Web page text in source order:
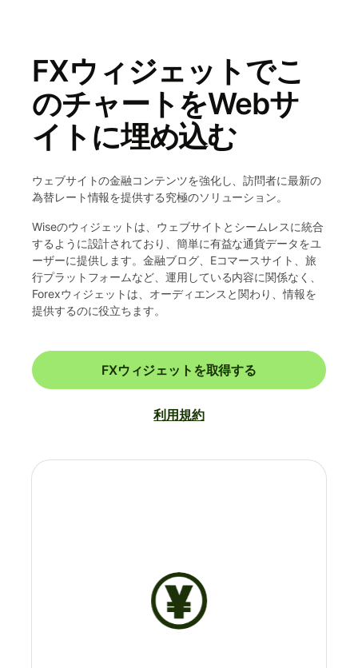
FXウィジェットでこ
のチャートをWebサ
イトに埋め込む
ウェブサイトの金融コンテンツを強化し、訪問者に最新の
為替レート情報を提供する究極のソリューション。
Wiseのウィジェットは、ウェブサイトとシームレスに統合
するように設計されており、簡単に有益な通貨データをユ
ーザーに提供します。金融ブログ、Eコマースサイト、旅
行プラットフォームなど、運用している内容に関係なく、
Forexウィジェットは、オーディエンスと関わり、情報を
提供するのに役立ちます。
FXウィジェットを取得する
利用規約